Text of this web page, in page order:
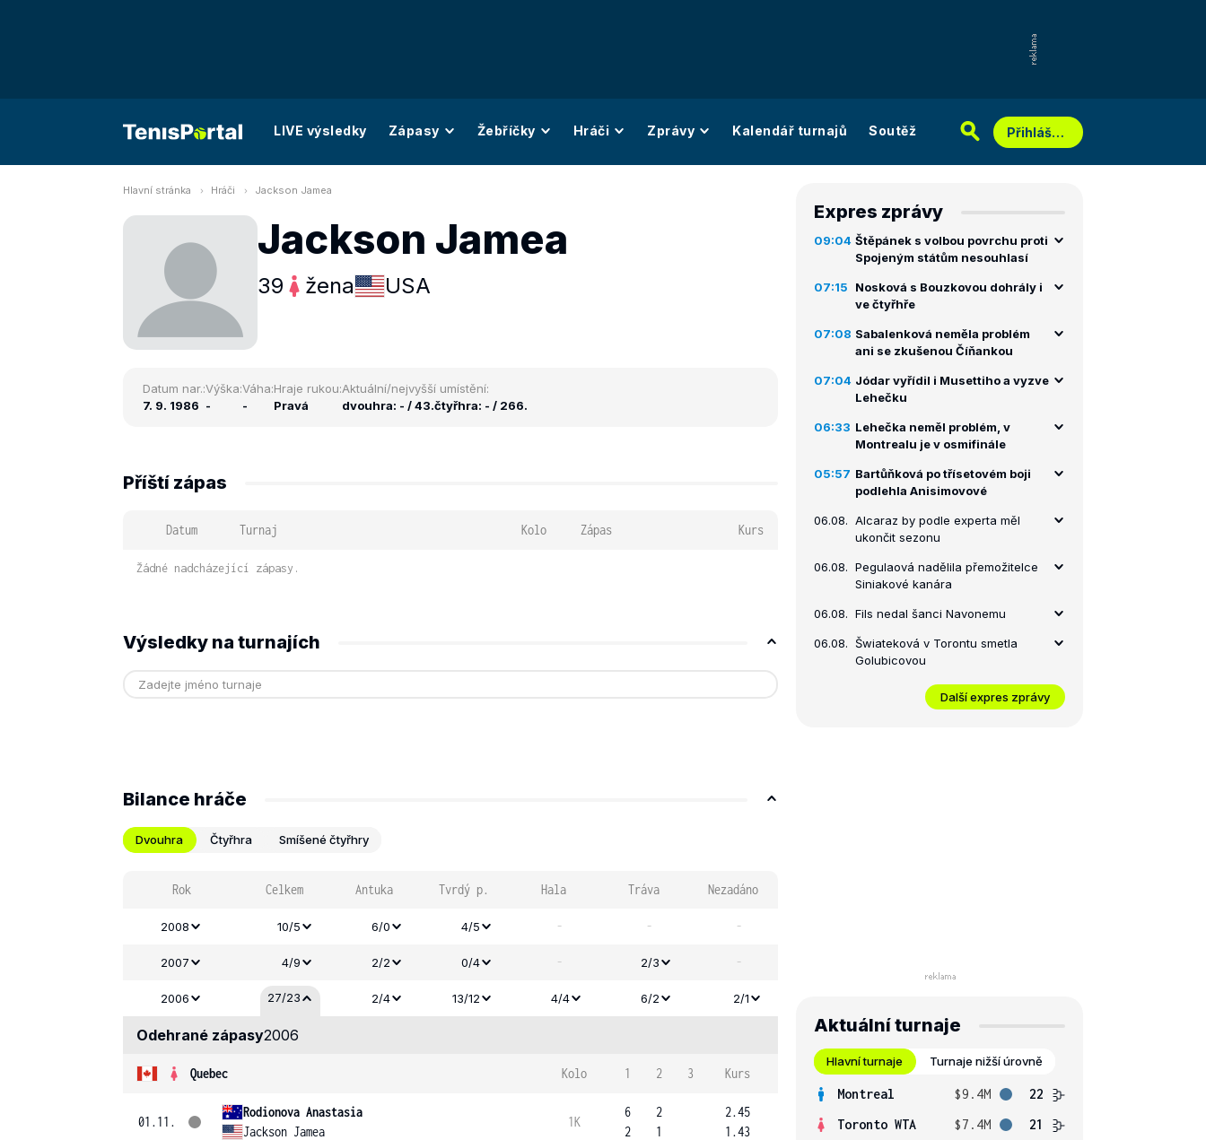
LIVE výsledky Zápasy Žebříčky Hráči Zprávy Kalendář turnajů Soutěž Přihlášení
Hlavní stránka Hráči Jackson Jamea
Jackson Jamea
39 žena USA
Datum nar.:
7. 9. 1986
Výška:
-
Váha:
-
Hraje rukou:
Pravá
Aktuální/nejvyšší umístění:
dvouhra: - / 43.čtyřhra: - / 266.
Příští zápas
Datum Turnaj Kolo Zápas Kurs
Žádné nadcházející zápasy.
Výsledky na turnajích
Bilance hráče
Dvouhra Čtyřhra Smíšené čtyřhry
Rok Celkem Antuka Tvrdý p. Hala Tráva Nezadáno
2008 10/5 6/0 4/5 - - -
2007 4/9 2/2 0/4 - 2/3 -
2006 27/23 2/4 13/12 4/4 6/2 2/1
Odehrané zápasy2006
Quebec Kolo 1 2 3 Kurs
01.11.
Rodionova Anastasia
Jackson Jamea
1K
6
2
2
1
2.45
1.43
Expres zprávy
09:04 Štěpánek s volbou povrchu proti
Spojeným státům nesouhlasí
07:15
Nosková s Bouzkovou dohrály i
ve čtyřhře
07:08 Sabalenková neměla problém
ani se zkušenou Číňankou
07:04 Jódar vyřídil i Musettiho a vyzve
Lehečku
06:33 Lehečka neměl problém, v
Montrealu je v osmifinále
05:57 Bartůňková po třísetovém boji
podlehla Anisimovové
06.08. Alcaraz by podle experta měl
ukončit sezonu
06.08. Pegulaová nadělila přemožitelce
Siniakové kanára
06.08. Fils nedal šanci Navonemu
06.08. Šwiateková v Torontu smetla
Golubicovou
Další expres zprávy
Aktuální turnaje
Hlavní turnaje Turnaje nižší úrovně
Montreal $9.4M
22
Toronto WTA
$7.4M 21